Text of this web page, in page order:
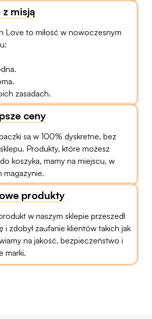
z misją
Love to miłość w nowoczesnym
zasadach.
ceny
są w 100% dyskretne, bez
Produkty, które możesz
koszyka, mamy na miejscu, w
magazynie.
produkty
w naszym sklepie przeszedł
i zdobył zaufanie klientów takich jak
na jakość, bezpieczeństwo i
marki.